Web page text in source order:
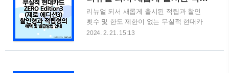
리뉴얼 되서 새롭게 출시된 적립과 할인
횟수 및 한도 제한이 없는 무실적 현대카
드 ZERO Edition3 할인형과 적립형의 혜
서 많은 포스팅을 진행하고 있습니다. 지
2024. 2. 21. 15:13